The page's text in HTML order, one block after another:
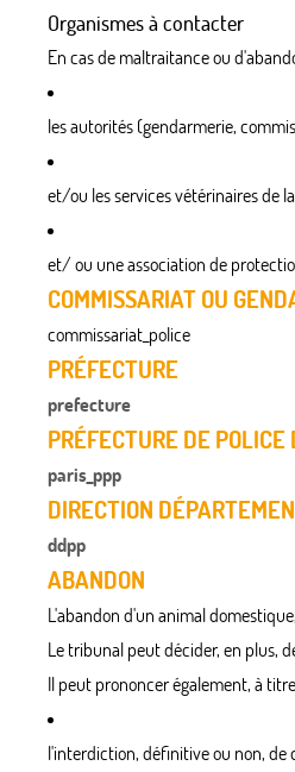
Organismes à contacter
En cas de maltraitance ou
les autorités (gendarmerie,
et/ou les services vétérinaires de
et/ ou une association de
COMMISSARIAT OU
commissariat_police
PRÉFECTURE
prefecture
PRÉFECTURE DE POLICE
paris_ppp
DIRECTION
ddpp
ABANDON
L'abandon d'un animal
Le tribunal peut décider, en plus,
Il peut prononcer également, à
l'interdiction, définitive ou non, de